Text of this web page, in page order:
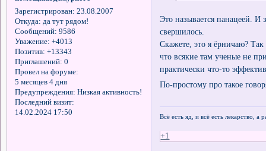
Зарегистрирован: 23.08.2007
Откуда: да тут рядом!
Сообщений: 9586
Уважение: +4013
Позитив: +13343
Приглашений: 0
Провел на форуме:
5 месяцев 4 дня
Предупреждения: Низкая активность!
Последний визит:
14.02.2024 17:50
Это называется панацеей. И
свершилось.
Скажете, это я ёрничаю?
что всякие там ученые не
практически что-то
По-простому про такое
Всё есть яд, и всё есть лекарство,
+1